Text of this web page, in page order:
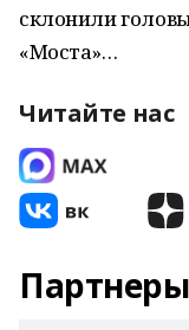
склонили
«Моста»…
Читайте нас
Партнеры